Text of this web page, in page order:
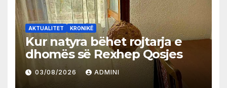
AKTUALITET KRONIKË
Kur natyra bëhet rojtarja e
dhomës së Rexhep Qosjes
03/08/2026 ADMINI